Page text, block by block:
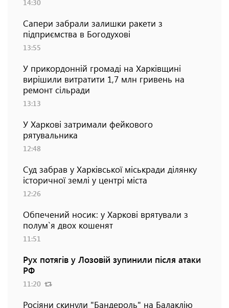
14:30
Сапери забрали залишки ракети з
підприємства в Богодухові
13:55
У прикордонній громаді на Харківщині
вирішили витратити 1,7 млн гривень на
ремонт сільради
13:13
У Харкові затримали фейкового
рятувальника
12:48
Суд забрав у Харківської міськради ділянку
історичної землі у центрі міста
12:26
Обпечений носик: у Харкові врятували з
полум`я двох кошенят
11:51
Рух потягів у Лозовій зупинили після атаки
РФ
11:20
Росіяни скинули "Бандероль" на Балаклію